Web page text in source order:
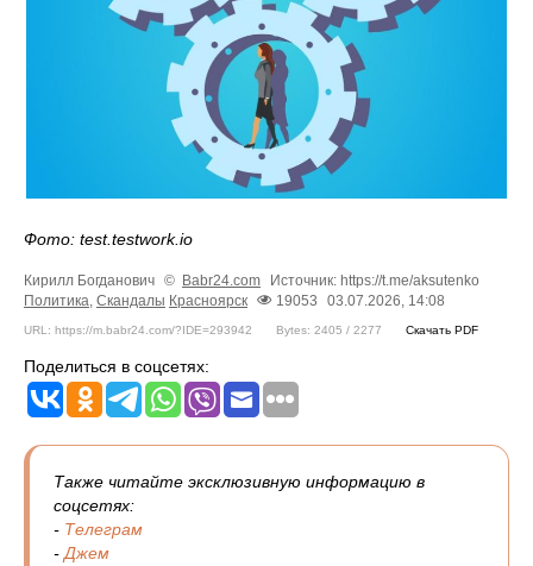
Фото: test.testwork.io
Кирилл Богданович © Babr24.com
Источник: https://t.me/aksutenko
Политика, Скандалы Красноярск 19053 03.07.2026, 14:08
URL: https://m.babr24.com/?IDE=293942 Bytes: 2405 / 2277 Скачать PDF
Поделиться в соцсетях:
Также читайте эксклюзивную информацию в
соцсетях:
- Телеграм
-Джем